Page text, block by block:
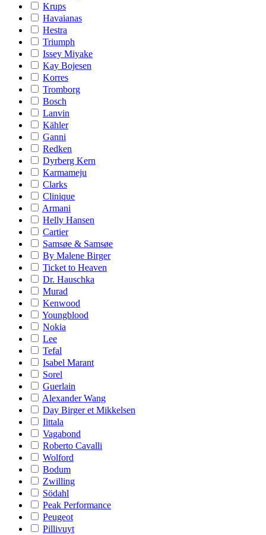
Krups
Havaianas
Hestra
Triumph
Issey Miyake
Kay Bojesen
Korres
Tromborg
Bosch
Lanvin
Kähler
Ganni
Redken
Dyrberg Kern
Karmameju
Clarks
Clinique
Armani
Helly Hansen
Cartier
Samsøe & Samsøe
By Malene Birger
Ticket to Heaven
Dr. Hauschka
Murad
Kenwood
Youngblood
Nokia
Lee
Tefal
Isabel Marant
Sorel
Guerlain
Alexander Wang
Day Birger et Mikkelsen
Iittala
Vagabond
Roberto Cavalli
Wolford
Bodum
Zwilling
Södahl
Peak Performance
Peugeot
Pillivuyt